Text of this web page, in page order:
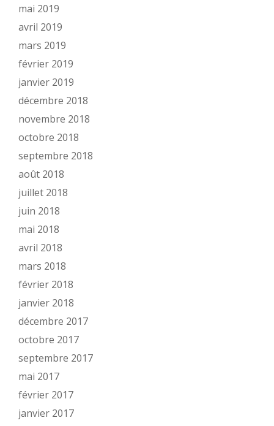
mai 2019
avril 2019
mars 2019
février 2019
janvier 2019
décembre 2018
novembre 2018
octobre 2018
septembre 2018
août 2018
juillet 2018
juin 2018
mai 2018
avril 2018
mars 2018
février 2018
janvier 2018
décembre 2017
octobre 2017
septembre 2017
mai 2017
février 2017
janvier 2017